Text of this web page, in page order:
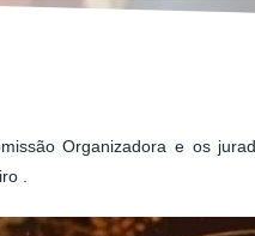
Organizadora e os
.